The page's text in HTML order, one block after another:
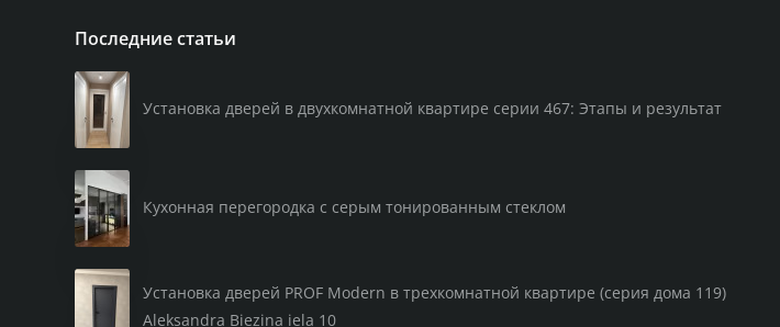
Последние статьи
Установка дверей в двухкомнатной квартире серии 467: Этапы и результат
Кухонная перегородка с серым тонированным стеклом
Установка дверей PROF Modern в трехкомнатной квартире (серия дома 119)
Aleksandra Bieziņa iela 10